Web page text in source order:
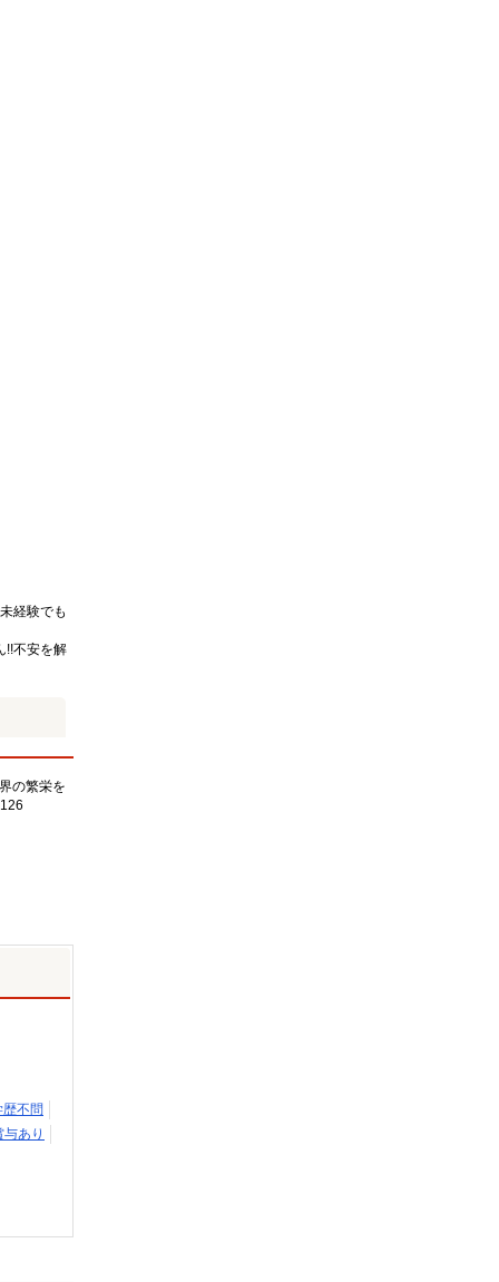
経験でも
!!不安を解
の繁栄を
歴不問
あり